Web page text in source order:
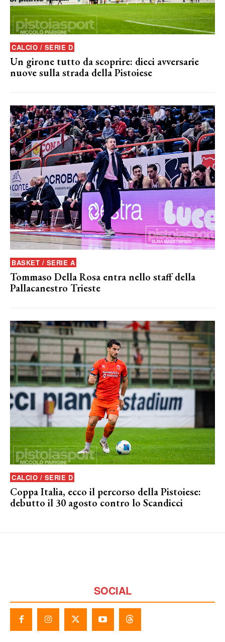
CALCIO / SERIE D
Un girone tutto da scoprire: dieci avversarie
nuove sulla strada della Pistoiese
BASKET / SERIE A
Tommaso Della Rosa entra nello staff della
Pallacanestro Trieste
CALCIO / SERIE D
Coppa Italia, ecco il percorso della Pistoiese:
debutto il 30 agosto contro lo Scandicci
SOCIAL